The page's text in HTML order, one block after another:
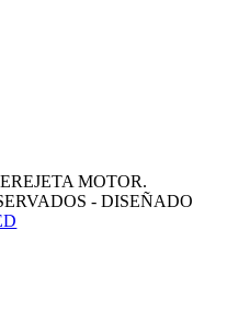
MOTOR.
- DISEÑADO